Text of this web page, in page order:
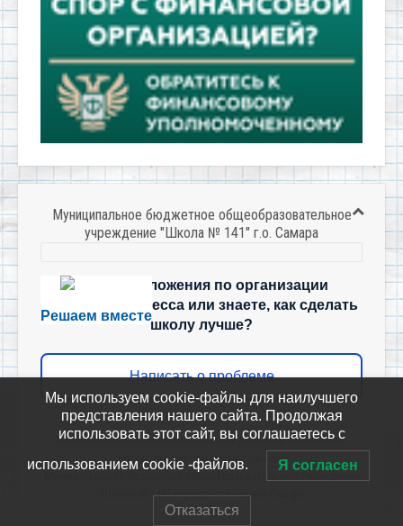
Муниципальное бюджетное общеобразовательное
учреждение "Школа № 141" г.о. Самара
Решаем вместе
Есть предложения по организации
учебного процесса или знаете, как сделать
школу лучше?
Написать о проблеме
Политика-оператора-персональных-данных-в-отношении-
обработки-персональных-данных
Муниципальное бюджетное общеобразовательное учреждение
"Школа № 141" городского округа Самара
Мы используем cookie-файлы для наилучшего
представления нашего сайта. Продолжая
использовать этот сайт, вы соглашаетесь с
использованием cookie -файлов. Я согласен
Отказаться